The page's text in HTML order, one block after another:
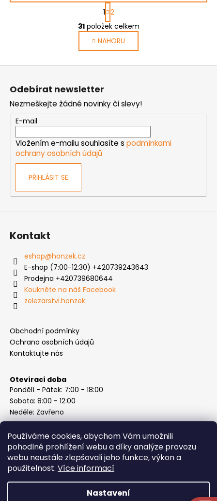
Používáme cookies, abychom Vám umožnili
pohodlné prohlížení webu a díky analýze provozu
webu neustále zlepšovali jeho funkce, výkon a
použitelnost. Více informací
Nastavení
O
v
l
á
d
p
r
v
k
y
u
S
t
r
á
n
k
o
í
1 2
31položek celkem
NAHORU
Odebírat newsletter
Nezmeškejte žádné novinky či slevy!
E-mail
Vložením e-mailu souhlasíte s podmínkami
ochrany osobních údajů
PŘIHLÁSIT SE
Kontakt
eshop@honzek.cz
E-shop (7:00-12:30) +420739243643
Prodejna +420739680644
Koukněte na náš Facebook
zelezarstvi.honzek
Obchodní podmínky
Ochrana osobních údajů
Kontaktujte nás
Otevírací doba
Pondělí - Pátek: 7:00 - 18:00
Sobota: 8:00 - 12:00
Neděle: Zavřeno
Instagram